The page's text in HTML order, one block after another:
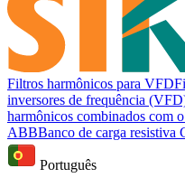
Filtros harmônicos para VFD
inversores de frequência
harmônicos combinados com
ABBBanco de carga resistiva
Português